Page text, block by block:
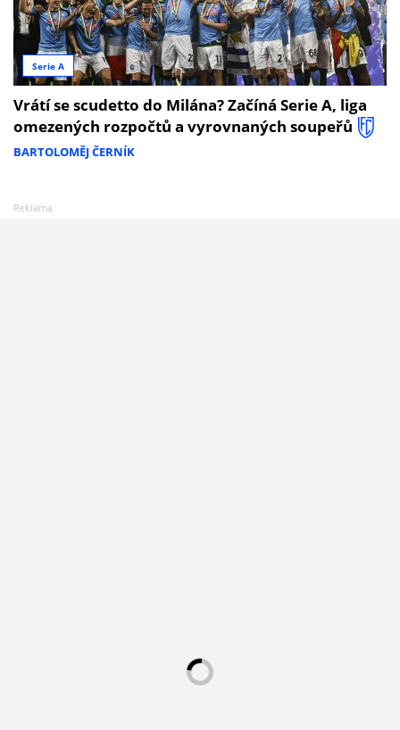
Serie A
Vrátí se scudetto do Milána? Začíná Serie A, liga
omezených rozpočtů a vyrovnaných soupeřů
BARTOLOMĚJ ČERNÍK